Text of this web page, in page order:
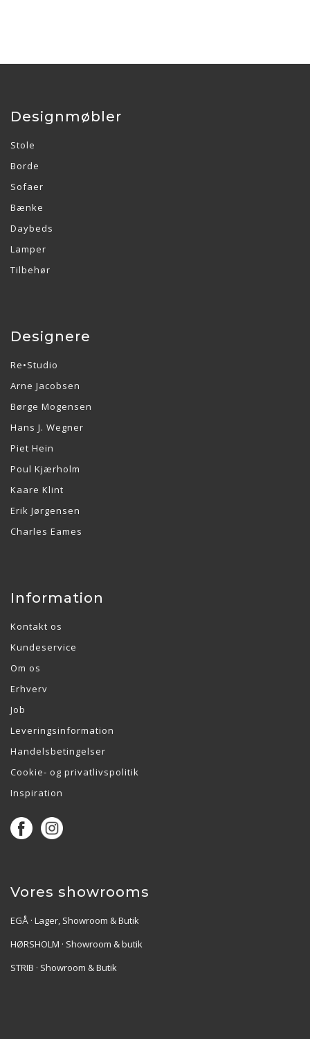
Designmøbler
Stole
Borde
Sofaer
Bænke
Daybeds
Lamper
Tilbehør
Designere
Re•Studio
Arne Jacobsen
Børge Mogensen
Hans J. Wegner
Piet Hein
Poul Kjærholm
Kaare Klint
Erik Jørgensen
Charles Eames
Information
Kontakt os
Kundeservice
Om os
Erhverv
Job
Leveringsinformation
Handelsbetingelser
Cookie- og privatlivspolitik
Inspiration
Vores showrooms
EGÅ · Lager, Showroom & Butik
HØRSHOLM · Showroom & butik
STRIB · Showroom & Butik